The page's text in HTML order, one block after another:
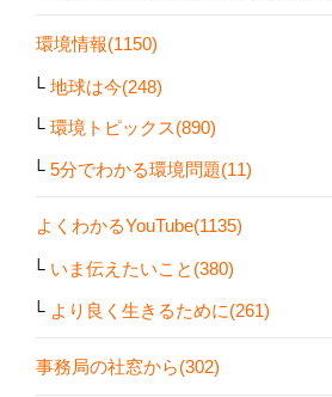
環境情報(1150)
地球は今(248)
環境トピックス(890)
5分でわかる環境問題(11)
よくわかるYouTube(1135)
いま伝えたいこと(380)
より良く生きるために(261)
事務局の社窓から(302)